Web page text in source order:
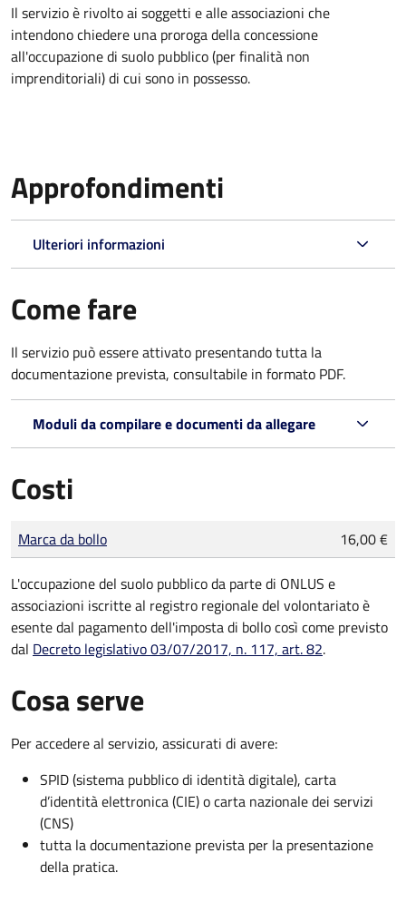
Il servizio è rivolto ai soggetti e alle associazioni che
intendono chiedere una proroga della concessione
all'occupazione di suolo pubblico (per finalità non
imprenditoriali) di cui sono in possesso.
Approfondimenti
Ulteriori informazioni
Come fare
Il servizio può essere attivato presentando tutta la
documentazione prevista, consultabile in formato PDF.
Moduli da compilare e documenti da allegare
Costi
Tipo di pagamento
Importo
Marca da bollo 16,00 €
L'occupazione del suolo pubblico da parte di ONLUS e
associazioni iscritte al registro regionale del volontariato è
esente dal pagamento dell'imposta di bollo così come previsto
dal Decreto legislativo 03/07/2017, n. 117, art. 82.
Cosa serve
Per accedere al servizio, assicurati di avere:
SPID (sistema pubblico di identità digitale), carta
d’identità elettronica (CIE) o carta nazionale dei servizi
(CNS)
tutta la documentazione prevista per la presentazione
della pratica.